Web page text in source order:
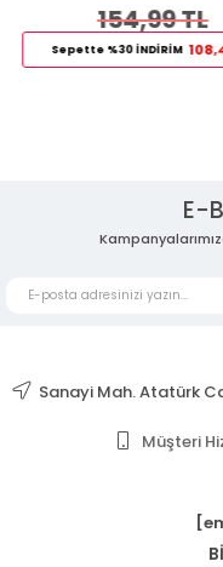
154,99 TL
Sepette %30 İNDİRİM 108,49
E-
Sanayi Mah. Atatürk
Müşteri